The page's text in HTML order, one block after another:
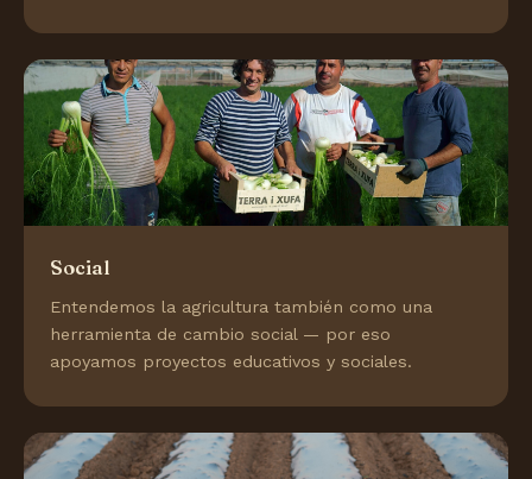
Social
Entendemos la agricultura también como una
herramienta de cambio social — por eso
apoyamos proyectos educativos y sociales.